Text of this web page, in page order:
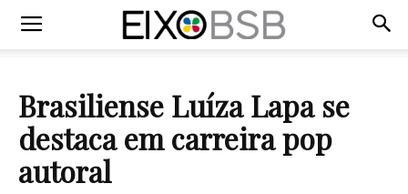
Brasiliense Luíza Lapa se
destaca em carreira pop
autoral